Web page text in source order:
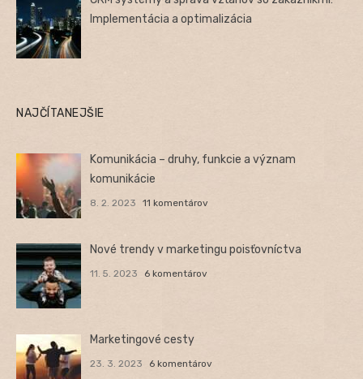
Implementácia a optimalizácia
NAJČÍTANEJŠIE
Komunikácia – druhy, funkcie a význam
komunikácie
8. 2. 2023 11 komentárov
Nové trendy v marketingu poisťovníctva
11. 5. 2023 6 komentárov
Marketingové cesty
23. 3. 2023 6 komentárov